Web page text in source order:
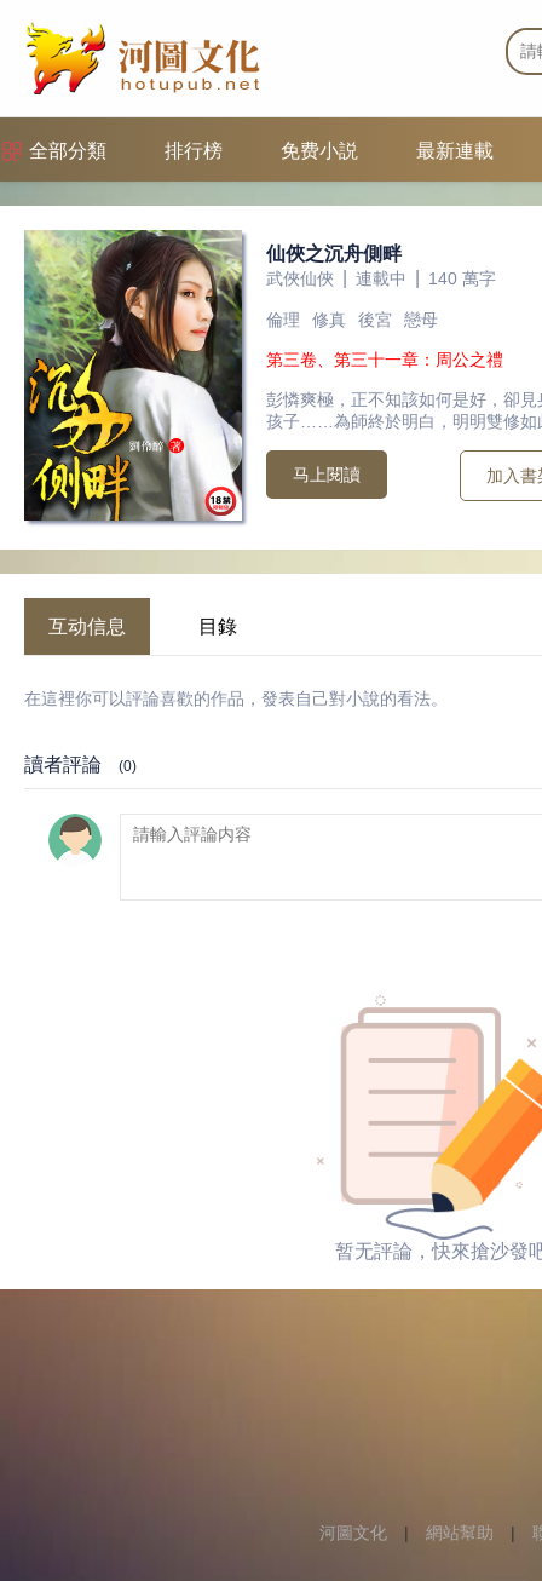
全部分類 排行榜 免费小説 最新連載
仙俠之沉舟側畔
武俠仙俠 連載中 140 萬字
倫理 修真 後宮 戀母
第三卷、第三十一章：周公之禮
彭憐爽極，正不知該如何是好，卻
孩子……為師終於明白，明明雙修
马上閱讀 加入書
互动信息 目錄
在這裡你可以評論喜歡的作品，發表自己對小說的看法。
讀者評論 (0)
暂无評論，快來搶沙發
河圖文化 | 網站幫助 |